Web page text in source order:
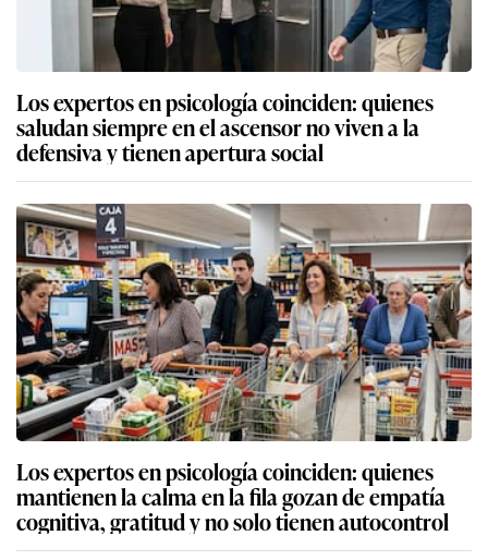
Los expertos en psicología coinciden: quienes
saludan siempre en el ascensor no viven a la
defensiva y tienen apertura social
Los expertos en psicología coinciden: quienes
mantienen la calma en la fila gozan de empatía
cognitiva, gratitud y no solo tienen autocontrol